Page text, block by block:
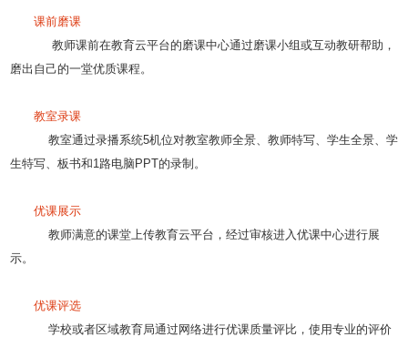
课前磨课
教师课前在教育云平台的磨课中心通过磨课小组或互动教研帮助，
磨出自己的一堂优质课程。
教室录课
教室通过录播系统5机位对教室教师全景、教师特写、学生全景、学
生特写、板书和1路电脑PPT的录制。
优课展示
教师满意的课堂上传教育云平台，经过审核进入优课中心进行展
示。
优课评选
学校或者区域教育局通过网络进行优课质量评比，使用专业的评价